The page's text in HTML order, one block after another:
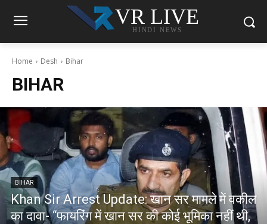
VR LIVE
HINDI NEWS
Home Desh Bihar
BIHAR
BIHAR
Khan Sir Arrest Update: खान सर मामले में वकील
का दावा- “फायरिंग में खान सर की कोई भूमिका नहीं थी,